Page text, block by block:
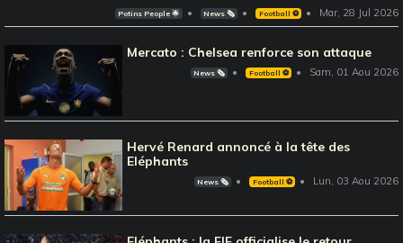
Potins People 🌟 News 🗞️ Football ⚽️ Mar, 28 Jul 2026
Mercato : Chelsea renforce son attaque
News 🗞️ Football ⚽️ Sam, 01 Aou 2026
Hervé Renard annoncé à la tête des
Eléphants
News 🗞️ Football ⚽️ Lun, 03 Aou 2026